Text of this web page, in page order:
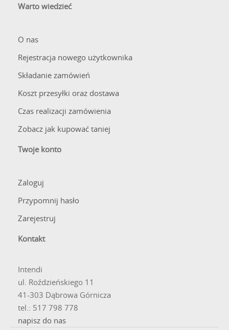
Warto wiedzieć
O nas
Rejestracja nowego użytkownika
Składanie zamówień
Koszt przesyłki oraz dostawa
Czas realizacji zamówienia
Zobacz jak kupować taniej
Twoje konto
Zaloguj
Przypomnij hasło
Zarejestruj
Kontakt
Intendi
ul. Roździeńskiego 11
41-303 Dąbrowa Górnicza
tel.: 517 798 778
napisz do nas